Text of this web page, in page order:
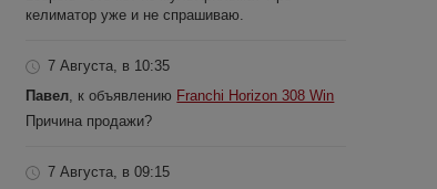
келиматор уже и не спрашиваю.
7 Августа, в 10:35
Павел , к объявлению Franchi Horizon 308 Win
Причина продажи?
7 Августа, в 09:15